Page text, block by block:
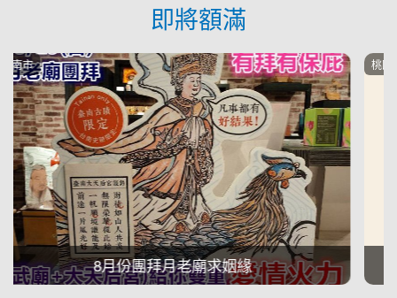
即將額滿
前進狗狗咖啡廳
桃園市